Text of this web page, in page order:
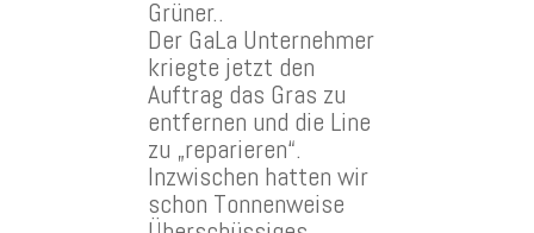
Grüner..
Der GaLa Unternehmer
kriegte jetzt den
Auftrag das Gras zu
entfernen und die Line
zu „reparieren“.
Inzwischen hatten wir
schon Tonnenweise